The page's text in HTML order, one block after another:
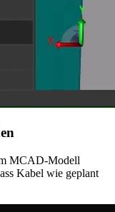
MCAD-Modell
Kabel wie geplant